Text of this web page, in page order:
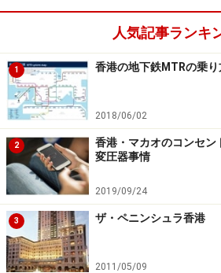
＜DATA＞
■Yee Shun Milk Company 義順牛公司
住所：GF, 506 Lockhart Road,
TEL：(852)2591 1837
アクセス：MTR銅羅湾G出口、徒歩5
料金：21香港ドル～
営業時間：8:00～23:00
タイチョン・ベーカリー
人気記事ランキ
1 香港の地下鉄MTRの乗
2018/06/02
2
香港・マカオのコンセン
変圧器事情
2019/09/24
3 ザ・ペニンシュラ香港
2011/05/09